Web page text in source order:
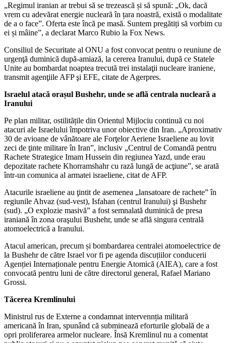
„Regimul iranian ar trebui să se trezească și să spună: „Ok, dacă
vrem cu adevărat energie nucleară în țara noastră, există o modalitate
de a o face”. Oferta este încă pe masă. Suntem pregătiți să vorbim cu
ei și mâine”, a declarat Marco Rubio la Fox News.
Consiliul de Securitate al ONU a fost convocat pentru o reuniune de
urgenţă duminică după-amiază, la cererea Iranului, după ce Statele
Unite au bombardat noaptea trecută trei instalaţii nucleare iraniene,
transmit agenţiile AFP şi EFE, citate de Agerpres.
Israelul atacă orașul Bushehr, unde se află centrala nucleară a
Iranului
Pe plan militar, ostilitățile din Orientul Mijlociu continuă cu noi
atacuri ale Israelului împotriva unor obiective din Iran. „Aproximativ
30 de avioane de vânătoare ale Forţelor Aeriene Israeliene au lovit
zeci de ţinte militare în Iran”, inclusiv „Centrul de Comandă pentru
Rachete Strategice Imam Hussein din regiunea Yazd, unde erau
depozitate rachete Khorramshahr cu rază lungă de acţiune”, se arată
într-un comunica al armatei israeliene, citat de AFP.
Atacurile israeliene au ţintit de asemenea „lansatoare de rachete” în
regiunile Ahvaz (sud-vest), Isfahan (centrul Iranului) şi Bushehr
(sud). „O explozie masivă” a fost semnalată duminică de presa
iraniană în zona oraşului Bushehr, unde se află singura centrală
atomoelectrică a Iranului.
Atacul american, precum și bombardarea centralei atomoelectrice de
la Bushehr de către Israel vor fi pe agenda discuțiilor conducerii
Agenției Internaționale pentru Energie Atomică (AIEA), care a fost
convocată pentru luni de către directorul general, Rafael Mariano
Grossi.
Tăcerea Kremlinului
Ministrul rus de Externe a condamnat intervennția militară
americană în Iran, spunând că subminează eforturile globală de a
opri proliferarea armelor nucleare. Însă Kremlinul nu a comentat